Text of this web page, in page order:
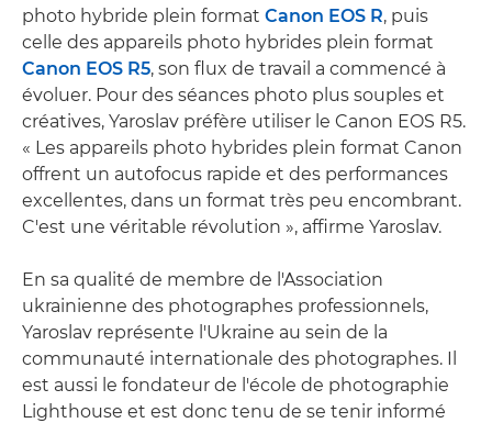
photo hybride plein format Canon EOS R, puis
celle des appareils photo hybrides plein format
Canon EOS R5, son flux de travail a commencé à
évoluer. Pour des séances photo plus souples et
créatives, Yaroslav préfère utiliser le Canon EOS R5.
« Les appareils photo hybrides plein format Canon
offrent un autofocus rapide et des performances
excellentes, dans un format très peu encombrant.
C'est une véritable révolution », affirme Yaroslav.
En sa qualité de membre de l'Association
ukrainienne des photographes professionnels,
Yaroslav représente l'Ukraine au sein de la
communauté internationale des photographes. Il
est aussi le fondateur de l'école de photographie
Lighthouse et est donc tenu de se tenir informé